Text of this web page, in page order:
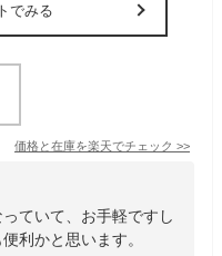
でみる
価格と在庫を楽天でチェック >>
ていて、お手軽ですし
利かと思います。